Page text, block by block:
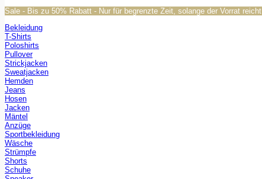
Sale - Bis zu 50% Rabatt - Nur für begrenzte Zeit, solange der Vorrat reicht
Bekleidung
T-Shirts
Poloshirts
Pullover
Strickjacken
Sweatjacken
Hemden
Jeans
Hosen
Jacken
Mäntel
Anzüge
Sportbekleidung
Wäsche
Strümpfe
Shorts
Schuhe